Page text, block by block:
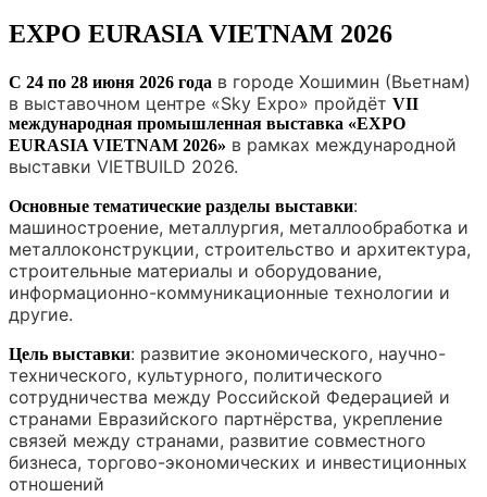
EXPO EURASIA VIETNAM 2026
С 24 по 28 июня 2026 года в городе Хошимин (Вьетнам)
в выставочном центре «Sky Expo» пройдёт VII
международная промышленная выставка «EXPO
EURASIA VIETNAM 2026» в рамках международной
выставки VIETBUILD 2026.
Основные тематические разделы выставки:
машиностроение, металлургия, металлообработка и
металлоконструкции, строительство и архитектура,
строительные материалы и оборудование,
информационно-коммуникационные технологии и
другие.
Цель выставки: развитие экономического, научно-
технического, культурного, политического
сотрудничества между Российской Федерацией и
странами Евразийского партнёрства, укрепление
связей между странами, развитие совместного
бизнеса, торгово-экономических и инвестиционных
отношений